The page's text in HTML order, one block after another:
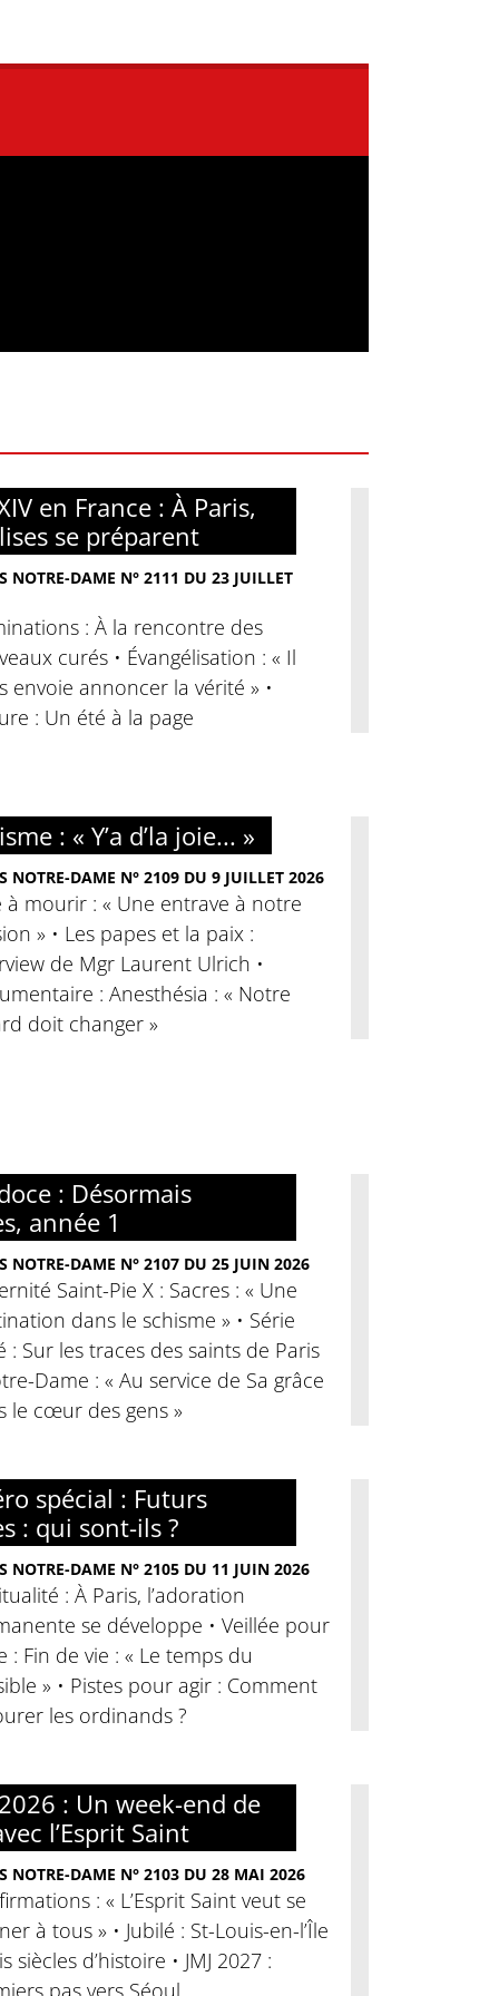
en France : À Paris,
se préparent
NOTRE-DAME N° 2111 DU 23 JUILLET
: À la rencontre des
curés • Évangélisation : « Il
envoie annoncer la vérité » •
: Un été à la page
: « Y’a d’la joie... »
NOTRE-DAME N° 2109 DU 9 JUILLET 2026
à mourir : « Une entrave à notre
» • Les papes et la paix :
de Mgr Laurent Ulrich •
: Anesthésia : « Notre
doit changer »
: Désormais
année 1
NOTRE-DAME N° 2107 DU 25 JUIN 2026
Saint-Pie X : Sacres : « Une
dans le schisme » • Série
: Sur les traces des saints de Paris
Dame : « Au service de Sa grâce
le cœur des gens »
spécial : Futurs
: qui sont-ils ?
NOTRE-DAME N° 2105 DU 11 JUIN 2026
: À Paris, l’adoration
se développe • Veillée pour
: Fin de vie : « Le temps du
» • Pistes pour agir : Comment
les ordinands ?
: Un week-end de
l’Esprit Saint
NOTRE-DAME N° 2103 DU 28 MAI 2026
: « L’Esprit Saint veut se
à tous » • Jubilé : St-Louis-en-l’Île
siècles d’histoire • JMJ 2027 :
pas vers Séoul